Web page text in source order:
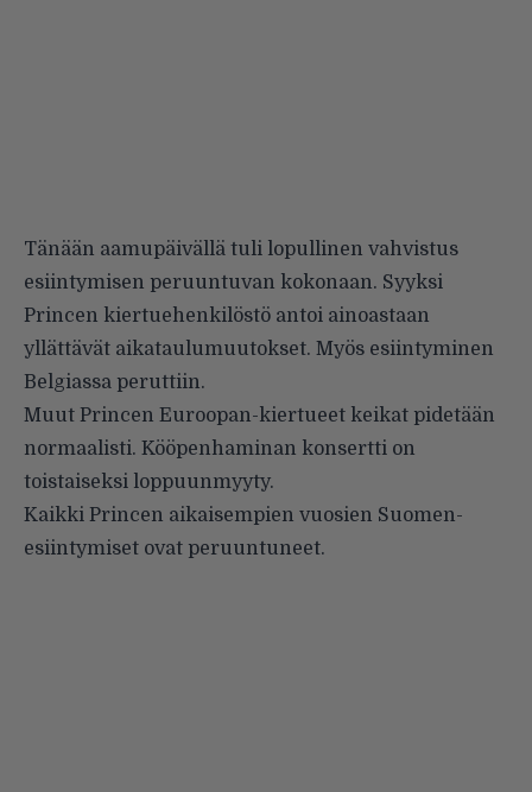
Tänään aamupäivällä tuli lopullinen vahvistus
esiintymisen peruuntuvan kokonaan. Syyksi
Princen kiertuehenkilöstö antoi ainoastaan
yllättävät aikataulumuutokset. Myös esiintyminen
Belgiassa peruttiin.
Muut Princen Euroopan-kiertueet keikat pidetään
normaalisti. Kööpenhaminan konsertti on
toistaiseksi loppuunmyyty.
Kaikki Princen aikaisempien vuosien Suomen-
esiintymiset ovat peruuntuneet.